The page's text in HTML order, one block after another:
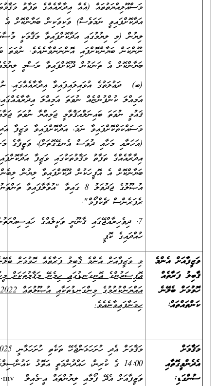
މަސްއޫލިއްޔަތުތައް (އެއް އިދާރާއެއްގެ ތަފާތު މަޤާމުތަކުގައި ވަޒީފާ
އަދާކޮށްފައިވީ ނަމަވެސް) ވަކިވަކިން ބަޔާންކޮށް އެ ތަނަކުން ދޫކޮށްފައިވާ
ލިޔުން (މި ލިޔުމުގައި އަދާކޮށްފައިވާ މަޤާމަކީ މުސާރަދެވޭ މަޤާމެއްކަން ނުވަތަ
ނޫންކަން ބަޔާންކޮށްފައި އޮންނަންވާނެއެވެ. ނުވަތަ ބަދަލުގައި އެކަން
ބަޔާންކޮށް އެ ތަނަކުން ދޫކޮށްފައިވާ ރަސްމީ ލިޔުމެއް ހުށަހަޅަންވާނެއެވެ.)
(ބ) ދަޢުލަތުގެ އުވައިލައިފައިވާ އިދާރާއެއްގައި، ނުވަތަ އުވައިލައިފައިވާ
އަމިއްލަ ކުންފުންޏެއް ނުވަތަ އަމިއްލަ އިދާރާއެއްގައި، ނުވަތަ އުވައިލައިފައިވާ
ޤައުމީ ނުވަތަ ބައިނަލްއަޤްވާމީ ޖަމިއްޔާ ނުވަތަ ޖަމާއަތެއްގައި
މަސައްކަތްކޮށްފައިވާ ނަމަ، އަދާކޮށްފައިވާ ވަޒީފާ އަދި ވަޒީފާގެ މުއްދަތާއި
(އަހަރާއި މަހާއި ދުވަސް އެނގޭގޮތަށް)، ވަޒީފާގެ މަސްއޫލިއްޔަތުތައް (އެއް
އިދާރާއެއްގެ ތަފާތު މަޤާމުތަކުގައި ވަޒީފާ އަދާކޮށްފައިވީ ނަމަވެސް) ވަކިވަކިން
ބަޔާންކޮށް އެ އޮފީހަކުން ދޫކޮށްފައިވާ ލިޔުން ލިބެންނެތް ނަމަ، ރެކްރޫޓްމަންޓް
އުޞޫލުގެ ޖަދުވަލު 8 ގައިވާ "އުވާލާފައިވާ ތަންތަނުގެ ތަޖުރިބާ އަންގައިދޭ
7. ދިވެހިރާއްޖޭގައި ޤާނޫނީ ވަކީލެއްގެ ހައިސިއްޔަތުން މަސައްކަތްކުރުމުގެ
މި ވަޒީފާއަށް އެންމެ ޤާބިލު ފަރާތެއް ހޮވުމަށް ބެލޭނެ ކަންތައްތައް ލީގަލް
އޮފިސަރުންގެ އޮނިގަނޑުގައި ހިމެނޭ މަޤާމުތަކަށް މީހުން ހޮވުމާއި
އައްޔަންކުރުމުގެ މިންގަނޑުތަކާއި އުޞޫލުތައް 2022 (އިސްލާޙް 1)ގައި
ހިމަނާފައިވާނެއެވެ.
މަޤާމަށް އެދި ހުށަހަޅަންޖެހޭ ތަކެތި ހުށަހަޅާނީ 2025 ޖޫން 30 ގެ
14:00 ގެ ކުރިން، ހައްދުންމަތީ އަތޮޅު ކައުންސިލްގެ އިދާރާ އަށެވެ.
ވަޒީފާއަށް އެދޭ ފޯމާއި ލިޔުންތައް އީ-މެއިލްinfo@laamu.gov.mv